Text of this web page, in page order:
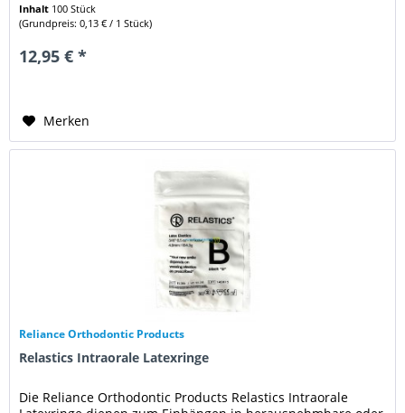
Inhalt 100 Stück
(Grundpreis: 0,13 € / 1 Stück)
12,95 € *
Merken
Reliance Orthodontic Products
Relastics Intraorale Latexringe
Die Reliance Orthodontic Products Relastics Intraorale